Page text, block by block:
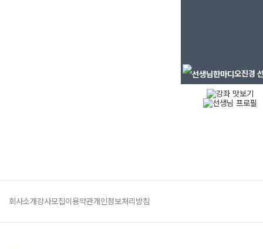
오진경
회사소개강사모집이용약관개인정보처리방침